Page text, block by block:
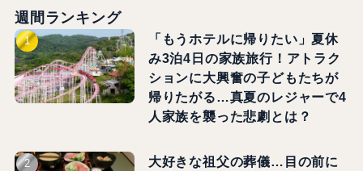
週間ランキング
「もうホテルに帰りたい」夏休
み3泊4日の家族旅行！アトラク
ションに大興奮の子どもたちが
帰りたがる…真夏のレジャーで4
人家族を襲った悲劇とは？
大好きな祖父の葬儀…目の前に